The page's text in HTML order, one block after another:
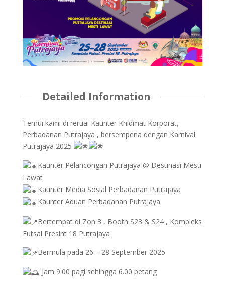
Detailed Information
Temui kami di reruai Kaunter Khidmat Korporat,
Perbadanan Putrajaya , bersempena dengan Karnival
Putrajaya 2025
Kaunter Pelancongan Putrajaya @ Destinasi Mesti
Lawat
Kaunter Media Sosial Perbadanan Putrajaya
Kaunter Aduan Perbadanan Putrajaya
Bertempat di Zon 3 , Booth S23 & S24 , Kompleks
Futsal Presint 18 Putrajaya
Bermula pada 26 – 28 September 2025
Jam 9.00 pagi sehingga 6.00 petang